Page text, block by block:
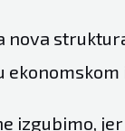
nova
izgubimo,